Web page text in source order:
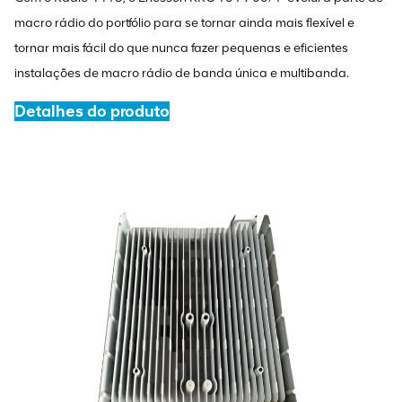
macro rádio do portfólio para se tornar ainda mais flexível e
tornar mais fácil do que nunca fazer pequenas e eficientes
instalações de macro rádio de banda única e multibanda.
Detalhes do produto